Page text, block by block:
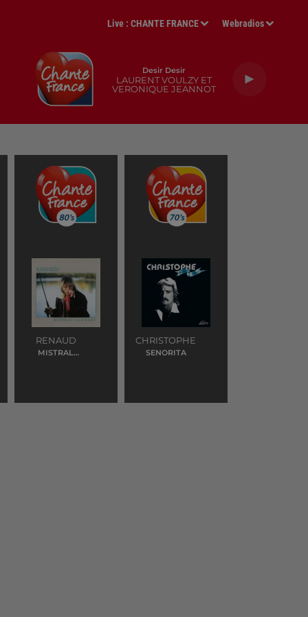
Live :CHANTE FRANCE Webradios
Desir Desir
LAURENT VOULZY ET
VERONIQUE JEANNOT
RENAUD
MISTRAL
CHRISTOPHE
SENORITA